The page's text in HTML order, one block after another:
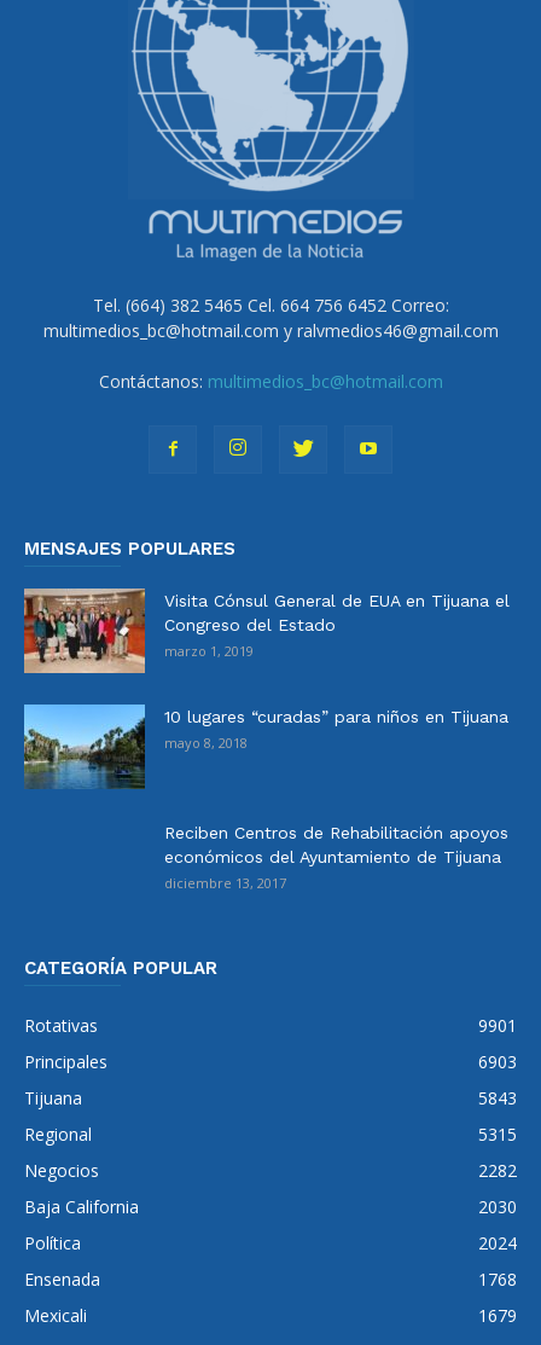
Tel. (664) 382 5465 Cel. 664 756 6452 Correo:
multimedios_bc@hotmail.com y ralvmedios46@gmail.com
Contáctanos: multimedios_bc@hotmail.com
MENSAJES POPULARES
Visita Cónsul General de EUA en Tijuana el
Congreso del Estado
marzo 1, 2019
10 lugares “curadas” para niños en Tijuana
mayo 8, 2018
Reciben Centros de Rehabilitación apoyos
económicos del Ayuntamiento de Tijuana
diciembre 13, 2017
CATEGORÍA POPULAR
Rotativas
9901
Principales
6903
Tijuana
5843
Regional
5315
Negocios
2282
Baja California
2030
Política
2024
Ensenada
1768
Mexicali
1679